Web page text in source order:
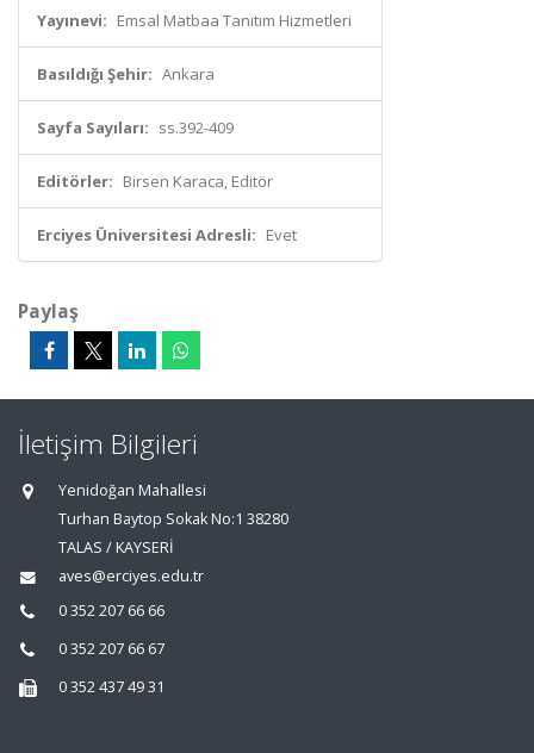
Yayınevi: Emsal Matbaa Tanıtım Hizmetleri
Basıldığı Şehir: Ankara
Sayfa Sayıları: ss.392-409
Editörler: Birsen Karaca, Editör
Erciyes Üniversitesi Adresli: Evet
Paylaş
İletişim Bilgileri
Yenidoğan Mahallesi
Turhan Baytop Sokak No:1 38280
TALAS / KAYSERİ
aves@erciyes.edu.tr
0 352 207 66 66
0 352 207 66 67
0 352 437 49 31